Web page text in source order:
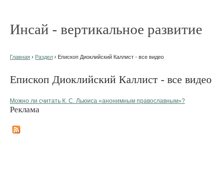
Инсай - вертикальное развитие
Главная › Раздел › Епископ Диоклийский Каллист - все видео
Епископ Диоклийский Каллист - все видео
Можно ли считать К. С. Льюиса «анонимным православным»?
Реклама